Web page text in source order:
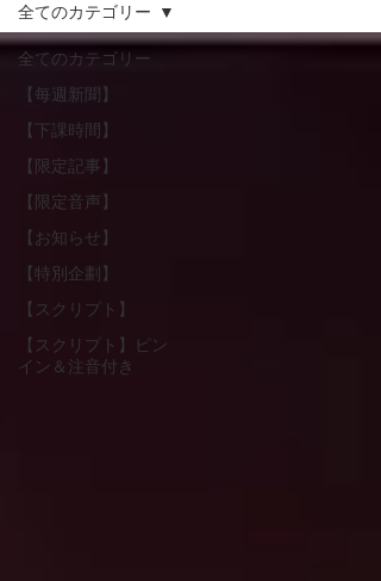
全てのカテゴリー
【每週新聞】
【下課時間】
【限定記事】
【限定音声】
【お知らせ】
【特別企劃】
【スクリプト】
【スクリプト】ピン
イン＆注音付き
全てのカテゴリー